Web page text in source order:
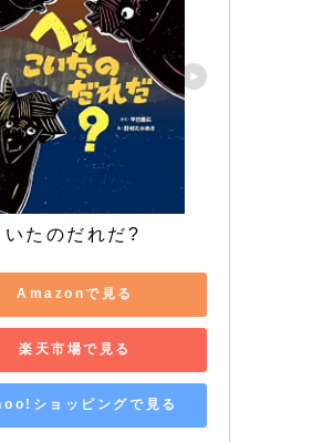
いたのだれだ?
Amazonで見る
楽天市場で見る
ショッピングで見る